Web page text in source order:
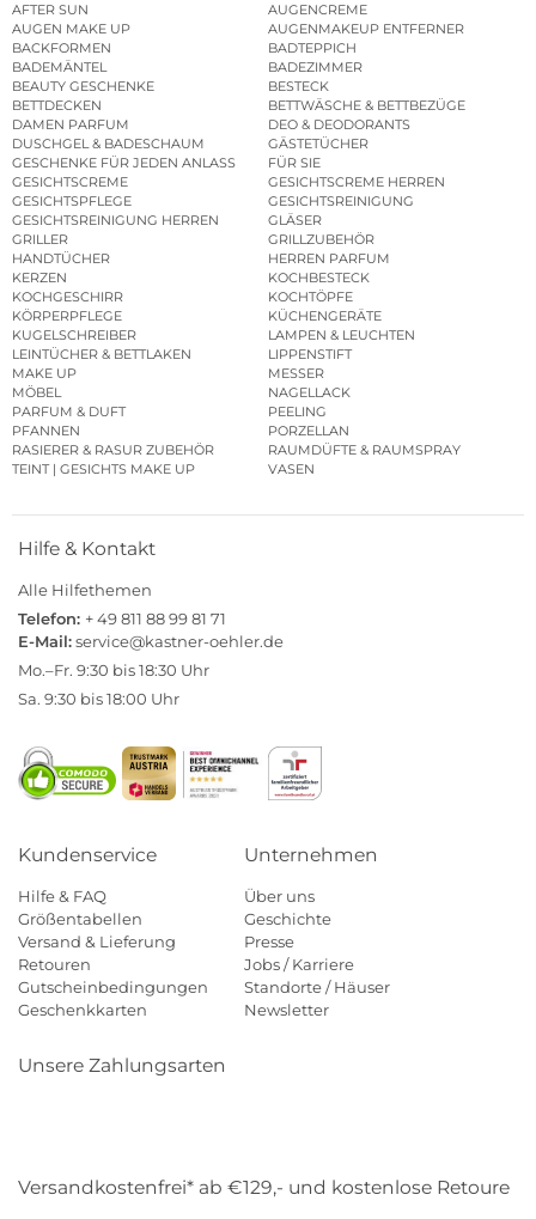
AFTER SUN
AUGENCREME
AUGEN MAKE UP
AUGENMAKEUP ENTFERNER
BACKFORMEN
BADTEPPICH
BADEMÄNTEL
BADEZIMMER
BEAUTY GESCHENKE
BESTECK
BETTDECKEN
BETTWÄSCHE & BETTBEZÜGE
DAMEN PARFUM
DEO & DEODORANTS
DUSCHGEL & BADESCHAUM
GÄSTETÜCHER
GESCHENKE FÜR JEDEN ANLASS
FÜR SIE
GESICHTSCREME
GESICHTSCREME HERREN
GESICHTSPFLEGE
GESICHTSREINIGUNG
GESICHTSREINIGUNG HERREN
GLÄSER
GRILLER
GRILLZUBEHÖR
HANDTÜCHER
HERREN PARFUM
KERZEN
KOCHBESTECK
KOCHGESCHIRR
KOCHTÖPFE
KÖRPERPFLEGE
KÜCHENGERÄTE
KUGELSCHREIBER
LAMPEN & LEUCHTEN
LEINTÜCHER & BETTLAKEN
LIPPENSTIFT
MAKE UP
MESSER
MÖBEL
NAGELLACK
PARFUM & DUFT
PEELING
PFANNEN
PORZELLAN
RASIERER & RASUR ZUBEHÖR
RAUMDÜFTE & RAUMSPRAY
TEINT | GESICHTS MAKE UP
VASEN
Hilfe & Kontakt
Alle Hilfethemen
Telefon: + 49 811 88 99 81 71
E-Mail:service@kastner-oehler.de
Mo.–Fr. 9:30 bis 18:30 Uhr
Sa. 9:30 bis 18:00 Uhr
Kundenservice
Hilfe & FAQ
Größentabellen
Versand & Lieferung
Retouren
Gutscheinbedingungen
Geschenkkarten
Unternehmen
Über uns
Geschichte
Presse
Jobs / Karriere
Standorte / Häuser
Newsletter
Unsere Zahlungsarten
Versandkostenfrei* ab €129,- und kostenlose Retoure